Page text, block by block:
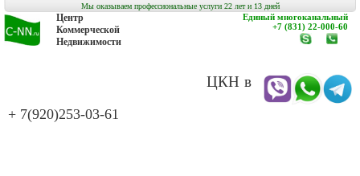
Мы оказываем профессиональные услуги 22 лет и 13 дней
Центр
Коммерческой
Недвижимости
ЦКН в
+ 7(920)253-03-61
Единый многоканальный
+7 (831) 22-000-60
www.c-